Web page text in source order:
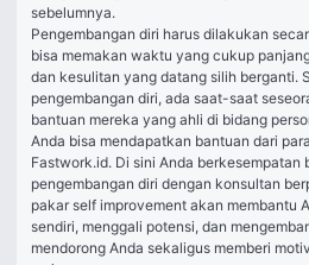
sebelumnya.
Pengembangan diri harus dilakukan
bisa memakan waktu yang cukup
dan kesulitan yang datang silih berganti.
pengembangan diri, ada saat-saat
bantuan mereka yang ahli di bidang
Anda bisa mendapatkan bantuan dari
Fastwork.id. Di sini Anda berkesempatan
pengembangan diri dengan konsultan
pakar self improvement akan membantu
sendiri, menggali potensi, dan
mendorong Anda sekaligus memberi